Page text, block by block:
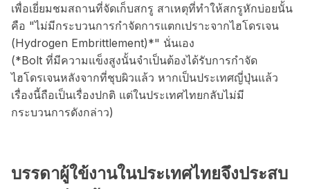
เพื่อเยี่ยมชมสถานที่จัดเก็บสกรู สาเหตุที่ทำให้สกรูหักบ่อยนั้น
คือ "ไม่มีกระบวนการกำจัดการแตกเปราะจากไฮโดรเจน
(Hydrogen Embrittlement)*" นั่นเอง
(*Bolt ที่มีความแข็งสูงนั้นจำเป็นต้องได้รับการกำจัด
ไฮโดรเจนหลังจากที่ชุบผิวแล้ว หากเป็นประเทศญี่ปุ่นแล้ว
เรื่องนี้ถือเป็นเรื่องปกติ แต่ในประเทศไทยกลับไม่มี
กระบวนการดังกล่าว)
บรรดาผู้ใข้งานในประเทศไทยจึงประสบ